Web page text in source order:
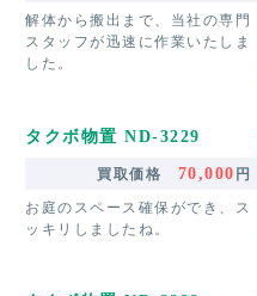
解体から搬出まで、当社の専門
スタッフが迅速に作業いたしま
した。
タクボ物置 ND-3229
買取価格 70,000 円
お庭のスペース確保ができ、ス
ッキリしましたね。